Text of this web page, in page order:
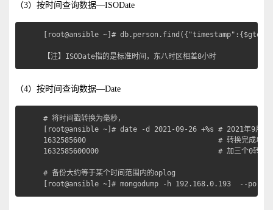
（3）按时间查询数据—ISODate
[root@ansible ~]#
【注】ISODate指的是标准时间，东八时区相差8小时
（4）按时间查询数据—Date
# 将时间戳转换为毫秒，
[root@ansible ~]# date -d 2021-09-26 +%s # 2021年9月26
1632585600                               # 转换完成单位
1632585600000                            # 加三个0转换
# 备份大约等于某个时间范围内的oplog
[root@ansible ~]# mongodump -h 192.168.0.193  --